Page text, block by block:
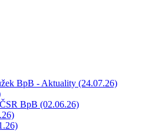
BpB - Aktuality (24.07.26)
BpB (02.06.26)